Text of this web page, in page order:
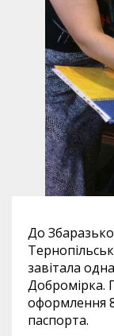
До
завітала
Добромірка.
оформлення
паспорта.